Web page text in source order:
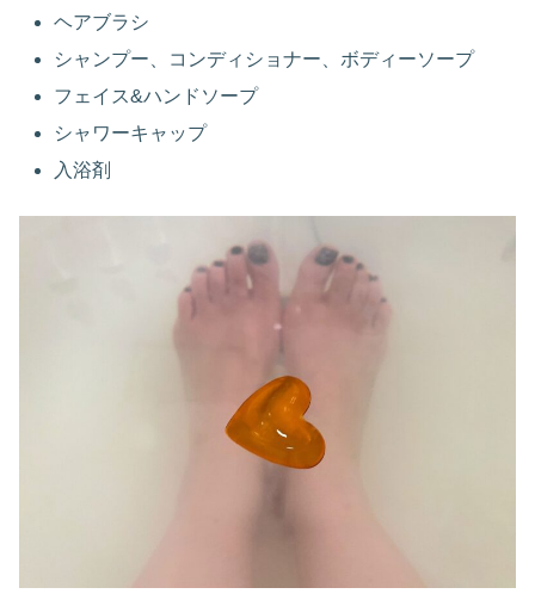
ヘアブラシ
シャンプー、コンディショナー、ボディーソープ
フェイス&ハンドソープ
シャワーキャップ
入浴剤